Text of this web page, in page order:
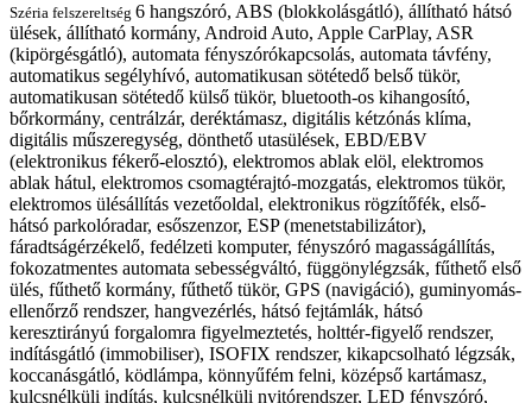
Széria felszereltség 6 hangszóró, ABS (blokkolásgátló), állítható hátsó
ülések, állítható kormány, Android Auto, Apple CarPlay, ASR
(kipörgésgátló), automata fényszórókapcsolás, automata távfény,
automatikus segélyhívó, automatikusan sötétedő belső tükör,
automatikusan sötétedő külső tükör, bluetooth-os kihangosító,
bőrkormány, centrálzár, deréktámasz, digitális kétzónás klíma,
digitális műszeregység, dönthető utasülések, EBD/EBV
(elektronikus fékerő-elosztó), elektromos ablak elöl, elektromos
ablak hátul, elektromos csomagtérajtó-mozgatás, elektromos tükör,
elektromos ülésállítás vezetőoldal, elektronikus rögzítőfék, első-
hátsó parkolóradar, esőszenzor, ESP (menetstabilizátor),
fáradtságérzékelő, fedélzeti komputer, fényszóró magasságállítás,
fokozatmentes automata sebességváltó, függönylégzsák, fűthető első
ülés, fűthető kormány, fűthető tükör, GPS (navigáció), guminyomás-
ellenőrző rendszer, hangvezérlés, hátsó fejtámlák, hátsó
keresztirányú forgalomra figyelmeztetés, holttér-figyelő rendszer,
indításgátló (immobiliser), ISOFIX rendszer, kikapcsolható légzsák,
koccanásgátló, ködlámpa, könnyűfém felni, középső kartámasz,
kulcsnélküli indítás, kulcsnélküli nyitórendszer, LED fényszóró,